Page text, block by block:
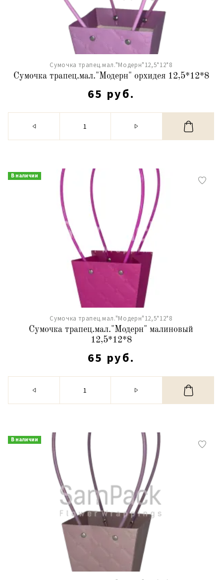
Сумочка трапец.мал."Модерн"12,5*12*8
Сумочка трапец.мал."Модерн" орхидея 12,5*12*8
65 руб.
В наличии
Сумочка трапец.мал."Модерн"12,5*12*8
Сумочка трапец.мал."Модерн" малиновый
12,5*12*8
65 руб.
В наличии